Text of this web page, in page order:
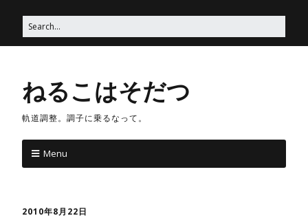
ねるこはそだつ
軌道調整。調子に乗るなって。
Menu
2010年8月22日